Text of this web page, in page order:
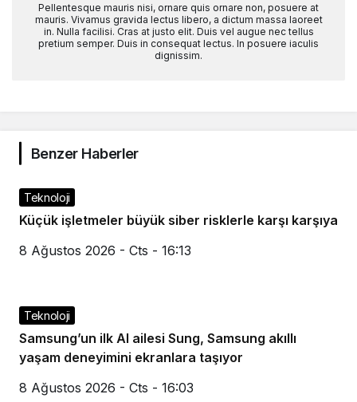
Pellentesque mauris nisi, ornare quis ornare non, posuere at
mauris. Vivamus gravida lectus libero, a dictum massa laoreet
in. Nulla facilisi. Cras at justo elit. Duis vel augue nec tellus
pretium semper. Duis in consequat lectus. In posuere iaculis
dignissim.
Benzer Haberler
Teknoloji
Küçük işletmeler büyük siber risklerle karşı karşıya
8 Ağustos 2026 - Cts - 16:13
Teknoloji
Samsung’un ilk AI ailesi Sung, Samsung akıllı
yaşam deneyimini ekranlara taşıyor
8 Ağustos 2026 - Cts - 16:03